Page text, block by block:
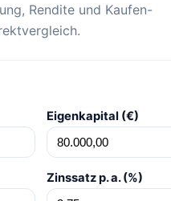
Rendite und Kaufen-
Eigenkapital (€)
Zinssatz p. a. (%)